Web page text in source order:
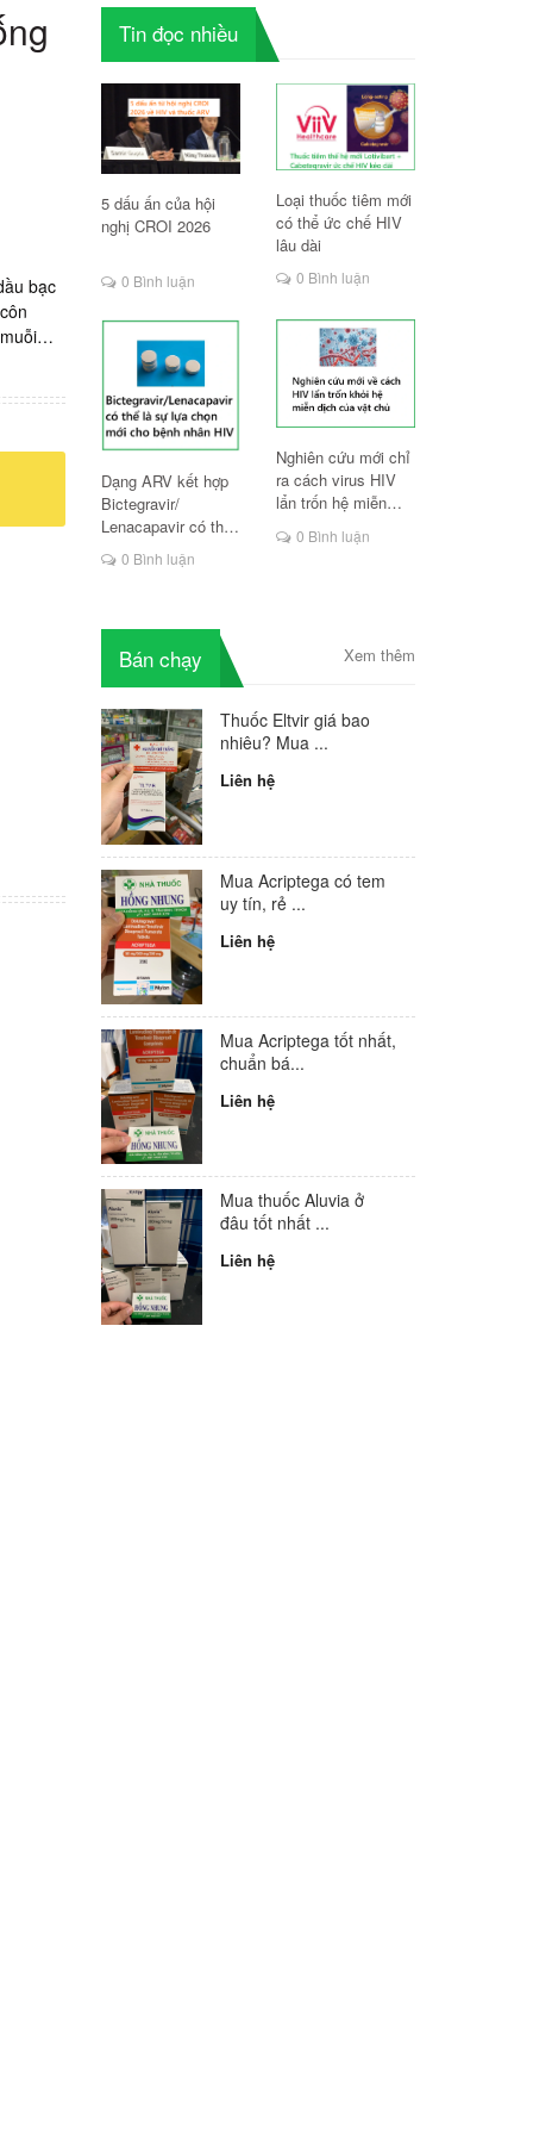
bạc
50mg
khi
ở
Tin đọc nhiều
5 dấu ấn của hội
nghị CROI 2026
0 Bình luận
Loại thuốc tiêm mới
có thể ức chế HIV
lâu dài
0 Bình luận
Dạng ARV kết hợp
Bictegravir/
Lenacapavir có thể
là lựa chọn mới cho
người HIV
0 Bình luận
Nghiên cứu mới chỉ
ra cách virus HIV
lẩn trốn hệ miễn
0 Bình luận
Bán chạy Xem thêm
Thuốc Eltvir giá bao
nhiêu? Mua ...
Liên hệ
Mua Acriptega có tem
uy tín, rẻ ...
Liên hệ
Mua Acriptega tốt nhất,
chuẩn bá...
Liên hệ
Mua thuốc Aluvia ở
đâu tốt nhất ...
Liên hệ